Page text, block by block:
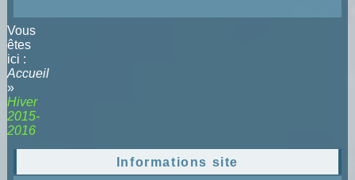
Vous
êtes
ici :
Accueil
»
Hiver
2015-
2016
Informations site